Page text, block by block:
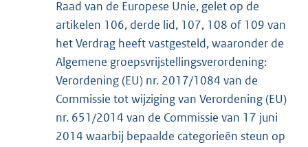
Raad van de Europese Unie, gelet op de
artikelen 106, derde lid, 107, 108 of 109 van
het Verdrag heeft vastgesteld, waaronder de
Algemene groepsvrijstellingsverordening:
Verordening (EU) nr. 2017/1084 van de
Commissie tot wijziging van Verordening (EU)
nr. 651/2014 van de Commissie van 17 juni
2014 waarbij bepaalde categorieën steun op